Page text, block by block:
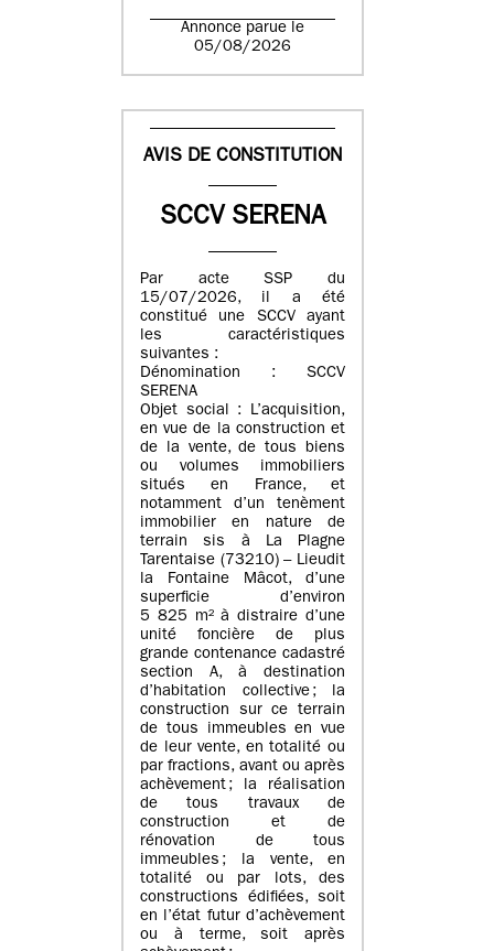
Annonce parue le
05/08/2026
AVIS DE CONSTITUTION
SCCV SERENA
Par acte SSP du
15/07/2026, il a été
constitué une SCCV ayant
les caractéristiques
suivantes :
Dénomination : SCCV
SERENA
Objet social : L’acquisition,
en vue de la construction et
de la vente, de tous biens
ou volumes immobiliers
situés en France, et
notamment d’un tenèment
immobilier en nature de
terrain sis à La Plagne
Tarentaise (73210) – Lieudit
la Fontaine Mâcot, d’une
superficie d’environ
5 825 m² à distraire d’une
unité foncière de plus
grande contenance cadastré
section A, à destination
d’habitation collective ; la
construction sur ce terrain
de tous immeubles en vue
de leur vente, en totalité ou
par fractions, avant ou après
achèvement ; la réalisation
de tous travaux de
construction et de
rénovation de tous
immeubles ; la vente, en
totalité ou par lots, des
constructions édifiées, soit
en l’état futur d’achèvement
ou à terme, soit après